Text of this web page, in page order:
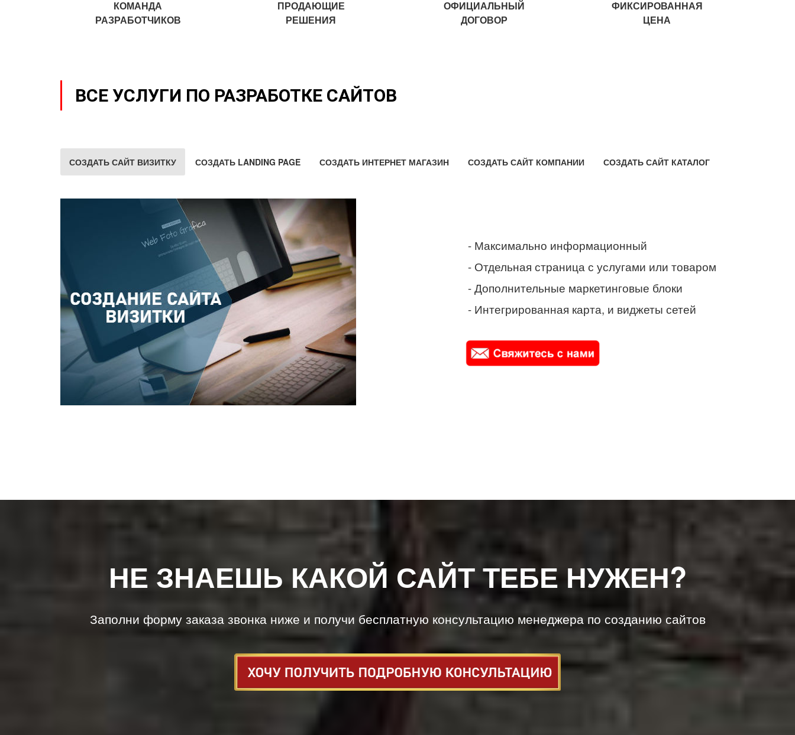
КОМАНДА
РАЗРАБОТЧИКОВ
ПРОДАЮЩИЕ
РЕШЕНИЯ
ОФИЦИАЛЬНЫЙ
ДОГОВОР
ФИКСИРОВАННАЯ
ЦЕНА
ВСЕ УСЛУГИ ПО РАЗРАБОТКЕ САЙТОВ
СОЗДАТЬ САЙТ ВИЗИТКУ СОЗДАТЬ LANDING PAGE СОЗДАТЬ ИНТЕРНЕТ МАГАЗИН СОЗДАТЬ САЙТ КОМПАНИИ СОЗДАТЬ САЙТ КАТАЛОГ
- Максимально информационный
- Отдельная страница с услугами или товаром
- Дополнительные маркетинговые блоки
- Интегрированная карта, и виджеты сетей
НЕ ЗНАЕШЬ КАКОЙ САЙТ ТЕБЕ НУЖЕН?
Заполни форму заказа звонка ниже и получи бесплатную консультацию менеджера по созданию сайтов